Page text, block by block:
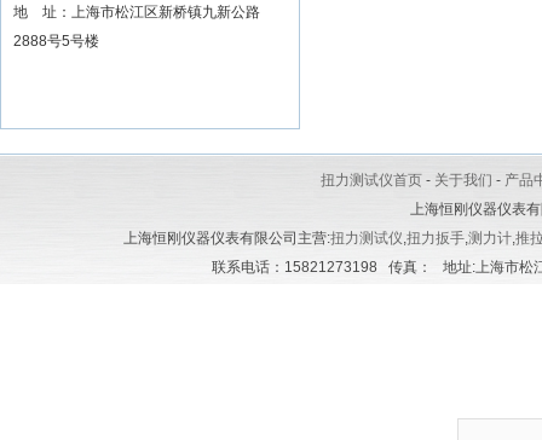
地 址：上海市松江区新桥镇九新公路
2888号5号楼
扭力测试仪首页 - 关于我们 - 产品
上海恒刚仪器仪表
上海恒刚仪器仪表有限公司主营:扭力测试仪,扭力扳手,测力计,推
联系电话：15821273198 传真： 地址:上海市